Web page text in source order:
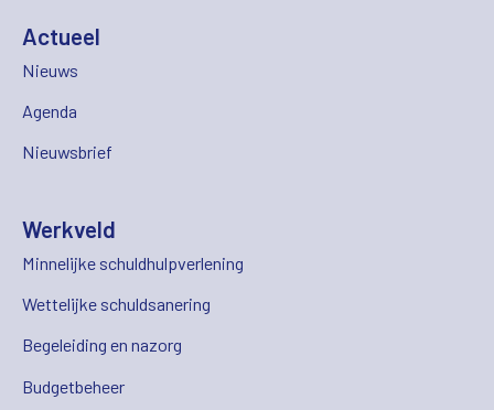
Actueel
Nieuws
Agenda
Nieuwsbrief
Werkveld
Minnelijke schuldhulpverlening
Wettelijke schuldsanering
Begeleiding en nazorg
Budgetbeheer